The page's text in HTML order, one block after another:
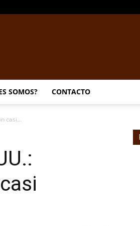
EL
SOMOS? CONTACTO
casi...